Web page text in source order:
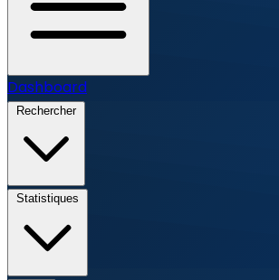
Dashboard
Rechercher
Statistiques